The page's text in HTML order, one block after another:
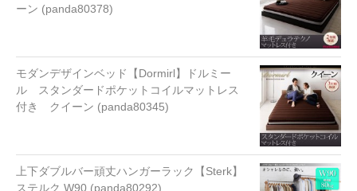
ーン (panda80378)
モダンデザインベッド【Dormirl】ドルミー
ル スタンダードポケットコイルマットレス
付き クイーン (panda80345)
上下ダブルバー頑丈ハンガーラック【Sterk】
ステルク W90 (panda80292)